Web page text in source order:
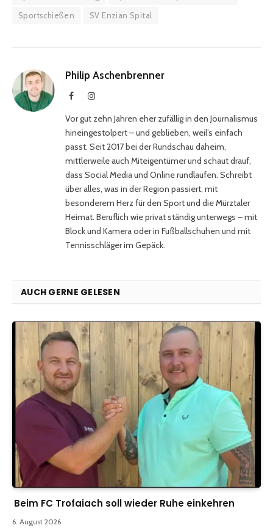
Sportschießen
SV Enzian Spital
Philip Aschenbrenner
FacebookInstagram
Vor gut zehn Jahren eher zufällig in den Journalismus
hineingestolpert – und geblieben, weil’s einfach
passt. Seit 2017 bei der Rundschau daheim,
mittlerweile auch Miteigentümer und schaut drauf,
dass Social Media und Online rundlaufen. Schreibt
über alles, was in der Region passiert, mit
besonderem Herz für den Sport und die Mürztaler
Heimat. Beruflich wie privat ständig unterwegs – mit
Block und Kamera oder in Fußballschuhen und mit
Tennisschläger im Gepäck.
AUCH GERNE GELESEN
Beim FC Trofaiach soll wieder Ruhe einkehren
6. August 2026